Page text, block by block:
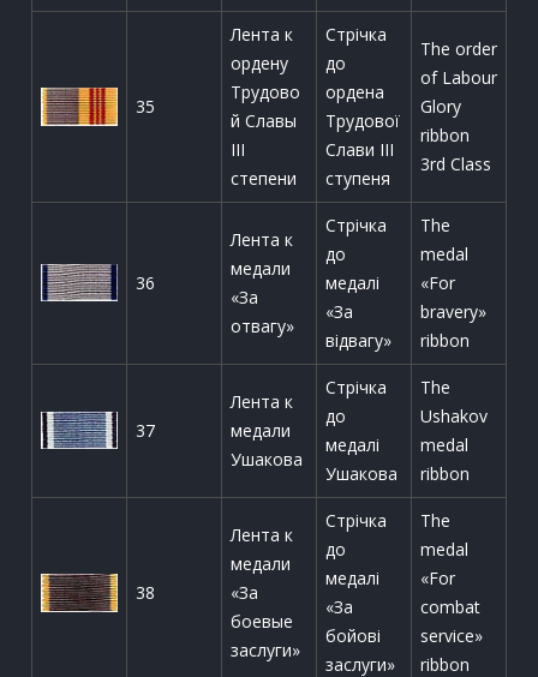
35
Лента к
ордену
Трудово
й Славы
III
степени
Стрічка
до
ордена
Трудової
Слави ІІІ
ступеня
The order
of Labour
Glory
ribbon
3rd Class
36
Лента к
медали
«За
отвагу»
Стрічка
до
медалі
«За
відвагу»
The
medal
«For
bravery»
ribbon
37
Лента к
медали
Ушакова
Стрічка
до
медалі
Ушакова
The
Ushakov
medal
ribbon
38
Лента к
медали
«За
боевые
заслуги»
Стрічка
до
медалі
«За
бойові
заслуги»
The
medal
«For
combat
service»
ribbon